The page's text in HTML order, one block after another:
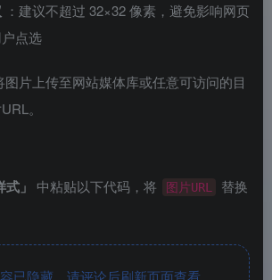
：建议不超过 32×32 像素，避免影响网页
点选
图片上传至网站媒体库或任意可访问的目
。
」 中粘贴以下代码，将 图片URL
替换
已隐藏，请评论后刷新页面查看.